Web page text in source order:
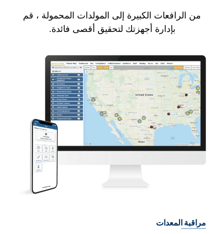
من الرافعات الكبيرة إلى المولدات المحمولة ، قم
بإدارة أجهزتك لتحقيق أقصى فائدة.
مراقبة المعدات